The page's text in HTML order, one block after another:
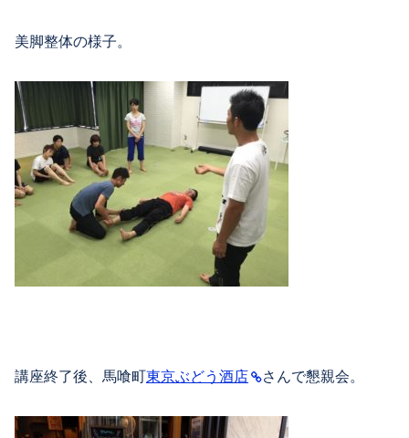
美脚整体の様子。
講座終了後、馬喰町東京ぶどう酒店 さんで懇親会。